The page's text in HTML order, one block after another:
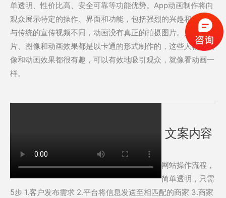
单透明、性价比高、安全可靠等功能优势。App动画制作将向
观众展示特定的操作、界面和功能，包括强烈的兴趣和故事。
与传统的宣传视频不同，动画没有真正的拍摄图片。人物、图
片、图像和动画效果都是以卡通的形式制作的，这些人物、图
像和动画效果都很有趣，可以有效地吸引观众，就像看动画一
样。
文案内容
网站操作流程，
简单透明，只需
5步 1.客户发布需求 2.平台将信息发送至相匹配的商家 3.商家